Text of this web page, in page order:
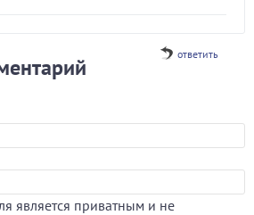
ответить
является приватным и не